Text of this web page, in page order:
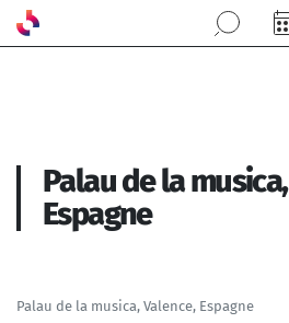
Aller au contenu principal
Palau de la
Espagne
Palau de la musica, Valence, Espagne